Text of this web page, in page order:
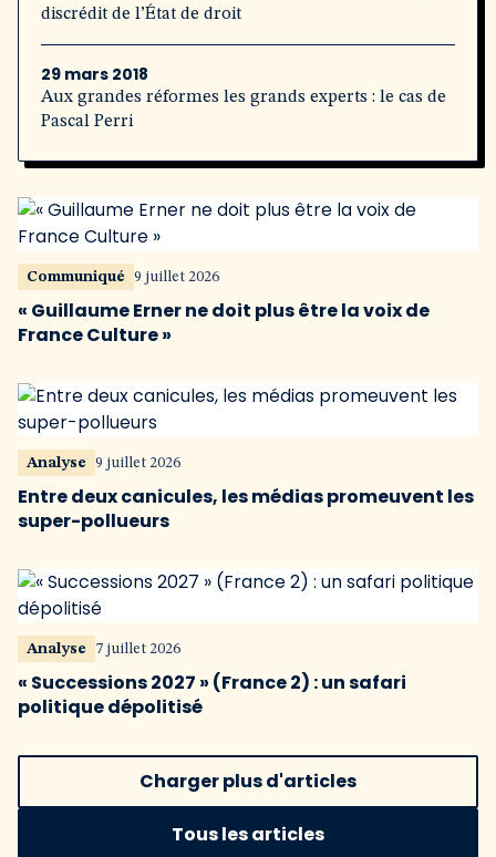
discrédit de l’État de droit
29 mars 2018
Aux grandes réformes les grands experts : le cas de
Pascal Perri
Communiqué 9 juillet 2026
« Guillaume Erner ne doit plus être la voix de
France Culture »
Analyse 9 juillet 2026
Entre deux canicules, les médias promeuvent les
super-pollueurs
Analyse 7 juillet 2026
« Successions 2027 » (France 2) : un safari
politique dépolitisé
Charger plus d'articles
Tous les articles